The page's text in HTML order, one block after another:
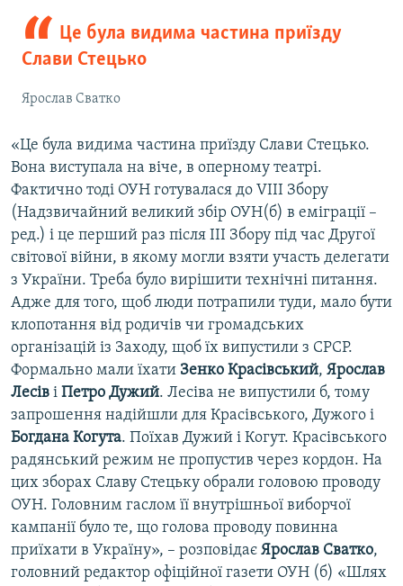
Це була видима частина приїзду
Слави Стецько
Ярослав Сватко
«Це була видима частина приїзду Слави Стецько.
Вона виступала на віче, в оперному театрі.
Фактично тоді ОУН готувалася до VIII Збору
(Надзвичайний великий збір ОУН(б) в еміграції –
ред.) і це перший раз після ІІІ Збору під час Другої
світової війни, в якому могли взяти участь делегати
з України. Треба було вирішити технічні питання.
Адже для того, щоб люди потрапили туди, мало бути
клопотання від родичів чи громадських
організацій із Заходу, щоб їх випустили з СРСР.
Формально мали їхати Зенко Красівський, Ярослав
Лесів і Петро Дужий. Лесіва не випустили б, тому
запрошення надійшли для Красівського, Дужого і
Богдана Когута. Поїхав Дужий і Когут. Красівського
радянський режим не пропустив через кордон. На
цих зборах Славу Стецьку обрали головою проводу
ОУН. Головним гаслом її внутрішньої виборчої
кампанії було те, що голова проводу повинна
приїхати в Україну», – розповідає Ярослав Сватко,
головний редактор офіційної газети ОУН (б) «Шлях